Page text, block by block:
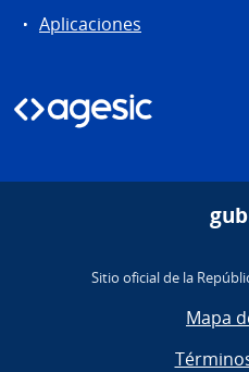
Aplicaciones
Sitio oficial de la
Mapa